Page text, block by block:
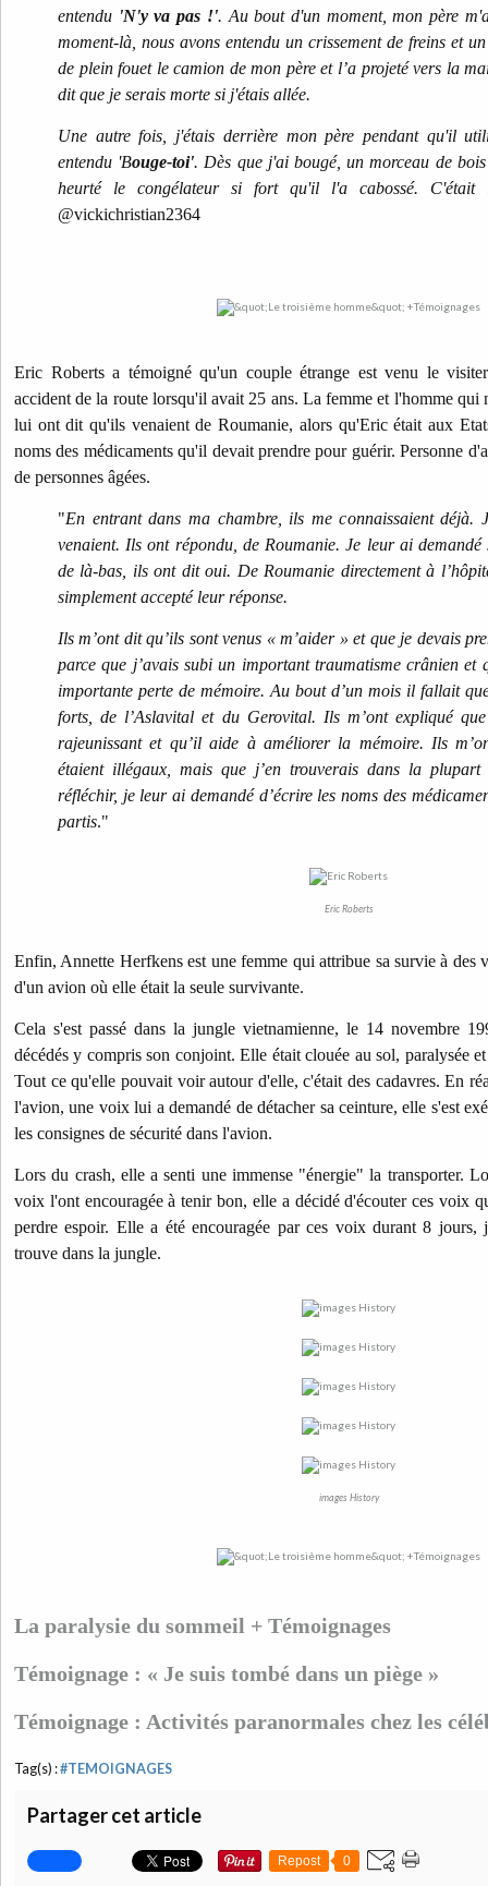
entendu 'N'y va pas !'. Au bout d'un moment, mon père
moment-là, nous avons entendu un crissement de freins et
de plein fouet le camion de mon père et l’a projeté vers la
dit que je serais morte si j'étais allée.
Une autre fois, j'étais derrière mon père pendant qu'il
entendu 'Bouge-toi'. Dès que j'ai bougé, un morceau de
heurté le congélateur si fort qu'il l'a cabossé. C'était
@vickichristian2364
Eric Roberts a témoigné qu'un couple étrange est venu le
accident de la route lorsqu'il avait 25 ans. La femme et l'homme qui
lui ont dit qu'ils venaient de Roumanie, alors qu'Eric était aux
noms des médicaments qu'il devait prendre pour guérir. Personne
de personnes âgées.
"En entrant dans ma chambre, ils me connaissaient déjà.
venaient. Ils ont répondu, de Roumanie. Je leur ai demandé
de là-bas, ils ont dit oui. De Roumanie directement à
simplement accepté leur réponse.
Ils m’ont dit qu’ils sont venus « m’aider » et que je devais
parce que j’avais subi un important traumatisme crânien et
importante perte de mémoire. Au bout d’un mois il fallait
forts, de l’Aslavital et du Gerovital. Ils m’ont expliqué
rajeunissant et qu’il aide à améliorer la mémoire. Ils
étaient illégaux, mais que j’en trouverais dans la plupart
réfléchir, je leur ai demandé d’écrire les noms des
partis."
Eric Roberts
Enfin, Annette Herfkens est une femme qui attribue sa survie à des
d'un avion où elle était la seule survivante.
Cela s'est passé dans la jungle vietnamienne, le 14 novembre
décédés y compris son conjoint. Elle était clouée au sol, paralysée
Tout ce qu'elle pouvait voir autour d'elle, c'était des cadavres. En
l'avion, une voix lui a demandé de détacher sa ceinture, elle s'est
les consignes de sécurité dans l'avion.
Lors du crash, elle a senti une immense "énergie" la transporter.
voix l'ont encouragée à tenir bon, elle a décidé d'écouter ces voix
perdre espoir. Elle a été encouragée par ces voix durant 8 jours,
trouve dans la jungle.
images History
La paralysie du sommeil + Témoignages
Témoignage : « Je suis tombé dans un piège »
Témoignage : Activités paranormales chez les
Tag(s) :#TEMOIGNAGES
Partager cet article
Repost 0